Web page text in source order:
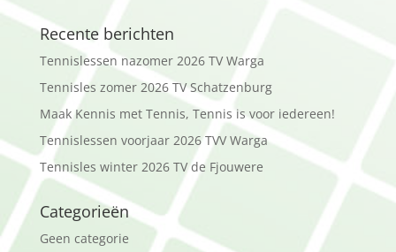
Recente berichten
Tennislessen nazomer 2026 TV Warga
Tennisles zomer 2026 TV Schatzenburg
Maak Kennis met Tennis, Tennis is voor iedereen!
Tennislessen voorjaar 2026 TVV Warga
Tennisles winter 2026 TV de Fjouwere
Categorieën
Geen categorie